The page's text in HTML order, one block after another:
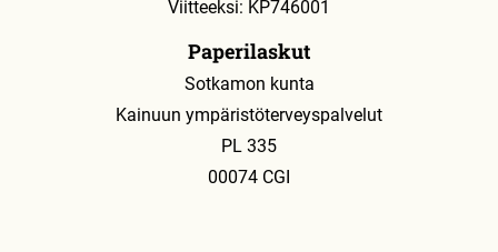
Viitteeksi: KP746001
Paperilaskut
Sotkamon kunta
Kainuun ympäristöterveyspalvelut
PL 335
00074 CGI